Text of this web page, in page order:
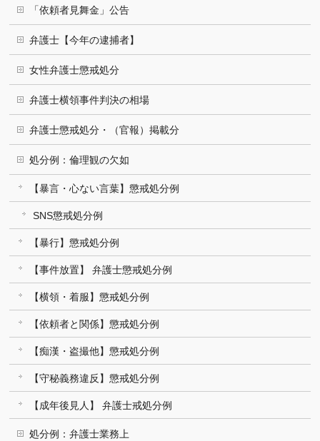
「依頼者見舞金」公告
弁護士【今年の逮捕者】
女性弁護士懲戒処分
弁護士横領事件判決の相場
弁護士懲戒処分・（官報）掲載分
処分例：倫理観の欠如
【暴言・心ない言葉】懲戒処分例
SNS懲戒処分例
【暴行】懲戒処分例
【事件放置】 弁護士懲戒処分例
【横領・着服】懲戒処分例
【依頼者と関係】懲戒処分例
【痴漢・盗撮他】懲戒処分例
【守秘義務違反】懲戒処分例
【成年後見人】 弁護士戒処分例
処分例：弁護士業務上